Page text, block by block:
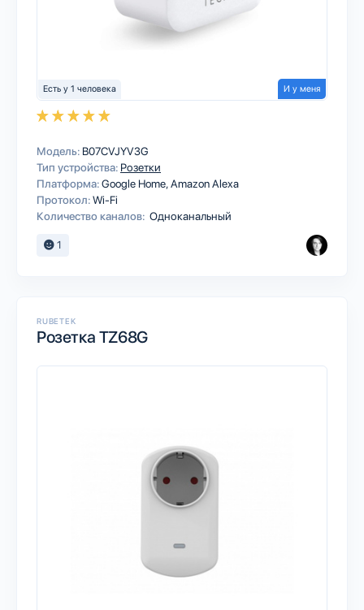
Есть у 1 человека И у меня
Модель: B07CVJYV3G
Тип устройства: Розетки
Платформа:Google HomeAmazon Alexa
Протокол:Wi-Fi
Количество каналов: Одноканальный
1
RUBETEK
Розетка TZ68G